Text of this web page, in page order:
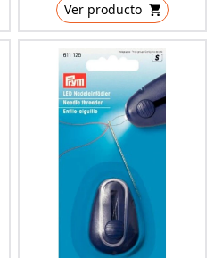
Ver producto